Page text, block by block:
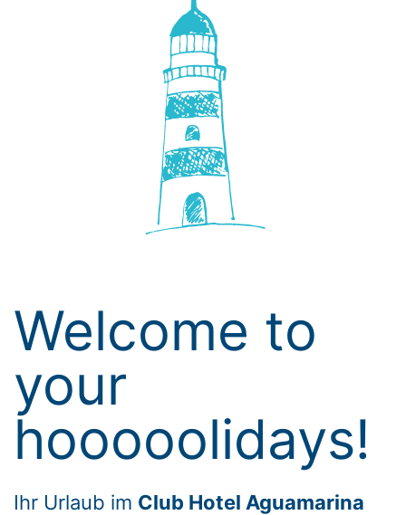
Welcome to
your
hooooolidays!
Ihr Urlaub im Club Hotel Aguamarina